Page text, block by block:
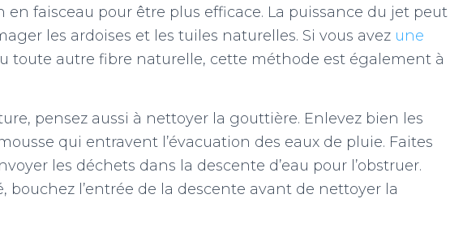
en faisceau pour être plus efficace. La puissance du jet peut
les ardoises et les tuiles naturelles. Si vous avez une
toute autre fibre naturelle, cette méthode est également à
pensez aussi à nettoyer la gouttière. Enlevez bien les
qui entravent l’évacuation des eaux de pluie. Faites
les déchets dans la descente d’eau pour l’obstruer.
bouchez l’entrée de la descente avant de nettoyer la